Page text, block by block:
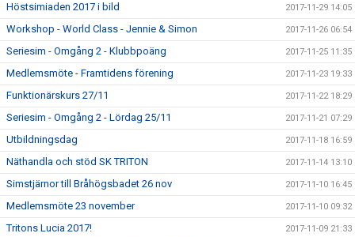
Höstsimiaden 2017 i bild 2017-11-29 14:05
Workshop - World Class - Jennie & Simon 2017-11-26 06:54
Seriesim - Omgång 2 - Klubbpoäng 2017-11-25 11:35
Medlemsmöte - Framtidens förening 2017-11-23 19:33
Funktionärskurs 27/11 2017-11-22 18:29
Seriesim - Omgång 2 - Lördag 25/11 2017-11-21 07:29
Utbildningsdag 2017-11-18 16:59
Näthandla och stöd SK TRITON 2017-11-14 13:10
Simstjärnor till Bråhögsbadet 26 nov 2017-11-10 16:45
Medlemsmöte 23 november 2017-11-10 09:32
Tritons Lucia 2017! 2017-11-09 21:33